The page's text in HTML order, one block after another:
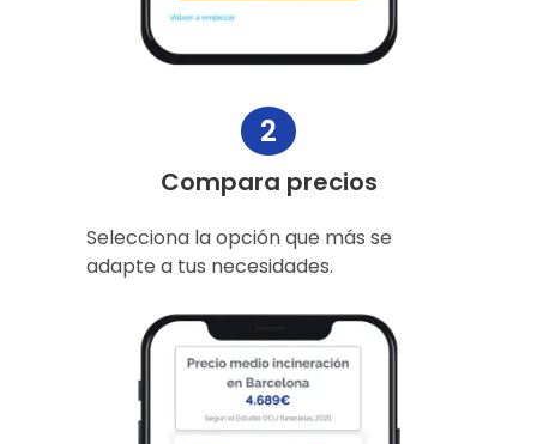
2
Compara precios
Selecciona la opción que más se
adapte a tus necesidades.